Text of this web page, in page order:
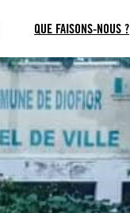
QUE FAISONS-NOUS ?